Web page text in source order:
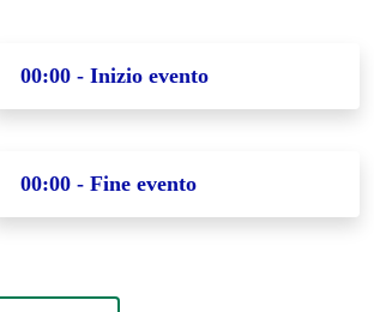
00:00 - Inizio evento
00:00 - Fine evento